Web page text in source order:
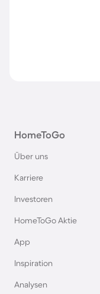
HomeToGo
Über uns
Karriere
Investoren
HomeToGo Aktie
App
Inspiration
Analysen